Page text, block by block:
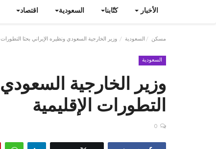
الأخبار كتّابنا السعودية اقتصاد
مسكن السعودية وزير الخارجية السعودي ونظيره الإيراني بحثا التطورات
السعودية
وزير الخارجية السعودي
التطورات الإقليمية
0